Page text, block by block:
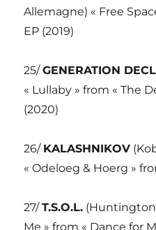
Allemagne) « Free
EP (2019)
25/GENERATION
« Lullaby » from « The
(2020)
26/ KALASHNIKOV
« Odeloeg & Hoerg »
27/T.S.O.L. (Huntington
Me » from « Dance for